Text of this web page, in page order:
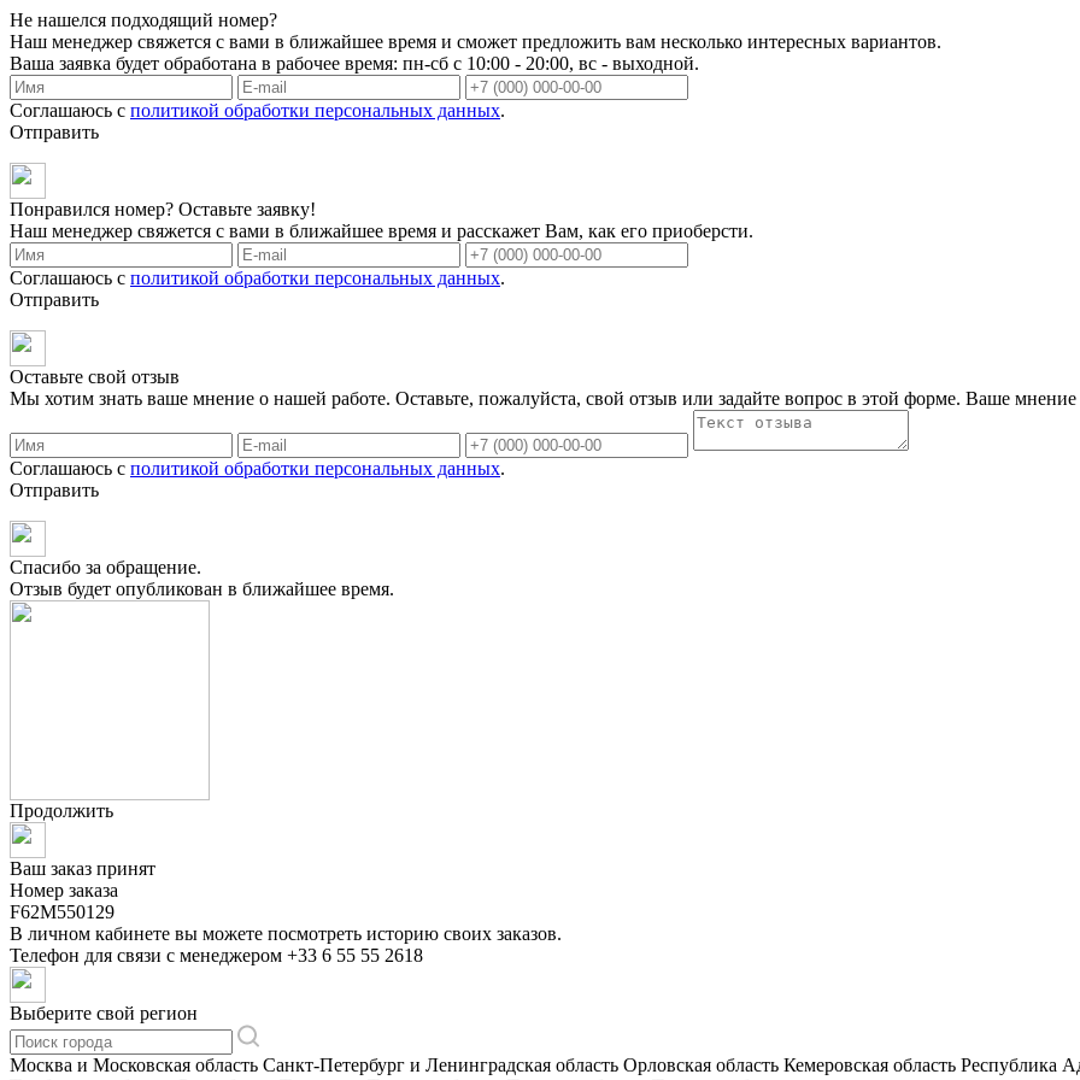
Не нашелся подходящий номер?
Наш менеджер свяжется с вами в ближайшее время и сможет предложить вам несколько интересных вариантов.
Ваша заявка будет обработана в рабочее время: пн-сб с 10:00 - 20:00, вс - выходной.
Соглашаюсь с политикой обработки персональных данных.
Отправить
Понравился номер? Оставьте заявку!
Наш менеджер свяжется с вами в ближайшее время и расскажет Вам, как его приоберсти.
Соглашаюсь с политикой обработки персональных данных.
Отправить
Оставьте свой отзыв
Мы хотим знать ваше мнение о нашей работе. Оставьте, пожалуйста, свой отзыв или задайте вопрос в этой форме. Ваше
Соглашаюсь с политикой обработки персональных данных.
Отправить
Спасибо за обращение.
Отзыв будет опубликован в ближайшее время.
Продолжить
Ваш заказ принят
Номер заказа
F62M550129
В личном кабинете вы можете посмотреть историю своих заказов.
Телефон для связи с менеджером +33 6 55 55 2618
Выберите свой регион
Москва и Московская область Санкт-Петербург и Ленинградская область Орловская область Кемеровская область Республика